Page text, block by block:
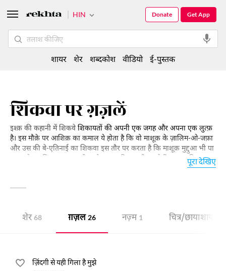
शिकवा पर ग़ज़लें
इश्क़ की कहानी में शिकवे शिकायतों की अपनी एक जगह और अपना एक लुत्फ़
है। इस मौक़े पर आशिक़ का कमाल ये होता है कि वो माशूक़ के ज़ालिम-ओ-जफ़ा
और उस की बे-एतिनाई का शिकवा इस तौर पर करता है कि माशूक़ मुद्दुआ भी पा
जाए और आशिक़ बद-नाम भी न हो। इश्क़ की कहानी का ये दिल-चस्प हिस्सा
पूरा देखिए
शेर 68 ग़ज़ल 26 नज़्म 1 चित्र/छाया शायरी
ज़िंदगी से यही गिला है मुझे
HIN Get App
Donate
शायर शेर शब्दकोश वीडियो ई-पुस्तक